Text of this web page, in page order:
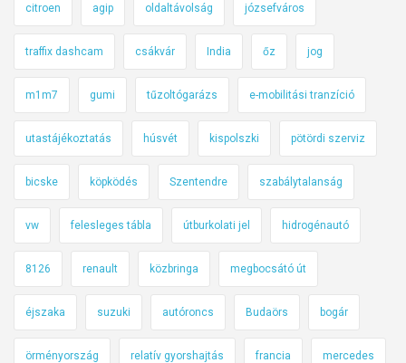
citroen agip oldaltávolság józsefváros
traffix dashcam csákvár India őz jog
m1m7 gumi tűzoltógarázs e-mobilitási tranzíció
utastájékoztatás húsvét kispolszki pötördi szerviz
bicske köpködés Szentendre szabálytalanság
vw felesleges tábla útburkolati jel hidrogénautó
8126 renault közbringa megbocsátó út
éjszaka suzuki autóroncs Budaörs bogár
örményország relatív gyorshajtás francia mercedes